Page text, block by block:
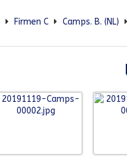
Firmen C Camps. B. (NL)